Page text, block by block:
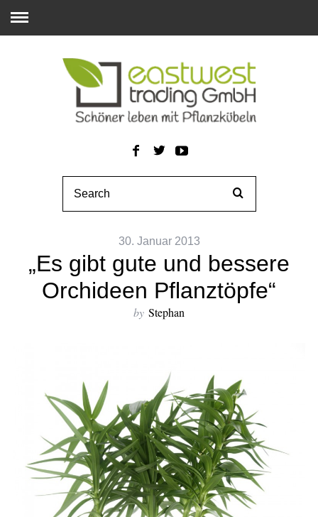
30. Januar 2013
„Es gibt gute und bessere
Orchideen Pflanztöpfe“
by Stephan